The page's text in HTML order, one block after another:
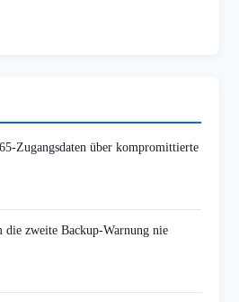
Zugangsdaten über kompromittierte
zweite Backup-Warnung nie